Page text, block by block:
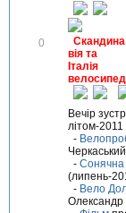
0
Скандина
вія та
Італія
Вечір
літом-2011
-
- Сонячна
(липень-
- Вело
Олександр